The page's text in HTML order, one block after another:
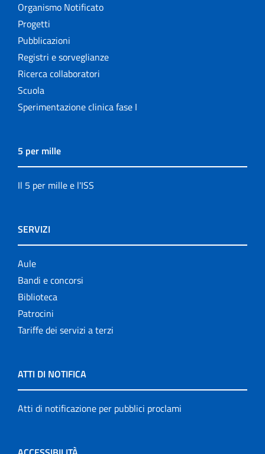
Organismo Notificato
Progetti
Pubblicazioni
Registri e sorveglianze
Ricerca collaboratori
Scuola
Sperimentazione clinica fase I
5 per mille
Il 5 per mille e l'ISS
SERVIZI
Aule
Bandi e concorsi
Biblioteca
Patrocini
Tariffe dei servizi a terzi
ATTI DI NOTIFICA
Atti di notificazione per pubblici proclami